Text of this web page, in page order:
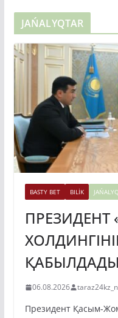
JAŃALYQTAR
BASTY BET BILİK
ПРЕЗИДЕНТ
ҚАБЫЛДАДЫ
06.08.2026
Президент Қасым-